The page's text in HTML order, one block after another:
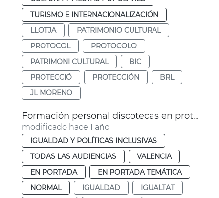
TURISMO E INTERNACIONALIZACIÓN
LLOTJA
PATRIMONIO CULTURAL
PROTOCOL
PROTOCOLO
PATRIMONI CULTURAL
BIC
PROTECCIÓ
PROTECCIÓN
BRL
JL MORENO
Formación personal discotecas en protocolo contra agresiones sexuales
modificado hace 1 año
IGUALDAD Y POLÍTICAS INCLUSIVAS
TODAS LAS AUDIENCIAS
VALENCIA
EN PORTADA
EN PORTADA TEMÁTICA
NORMAL
IGUALDAD
IGUALTAT